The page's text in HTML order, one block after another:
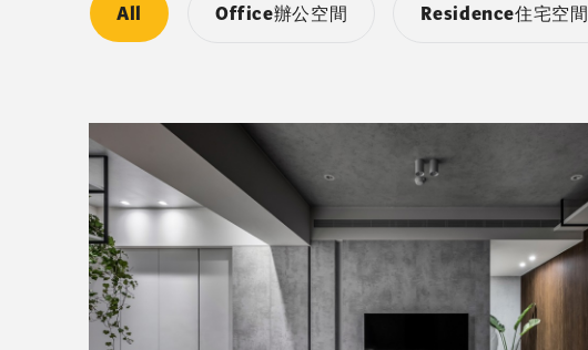
All Office辦公空間 Residence住宅空間